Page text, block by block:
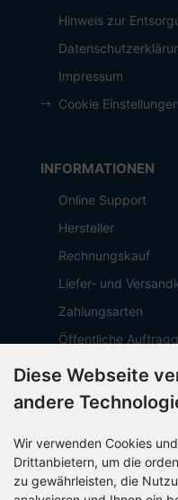
Hinweis zur
Impressum
Cookie Einstellungen
INFORMATIONEN
Online Support
Hersteller
Rechnungskauf
Liefer- und
Zahlungsarten
Öffentliche
Geschäftskunden
Über OCTO IT
Sitemap
Diese Webseite
andere
Wir verwenden Cookies
Drittanbietern, um die
zu gewährleisten, die